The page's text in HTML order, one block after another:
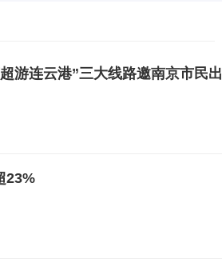
游连云港”三大线路邀南京市民出
23%